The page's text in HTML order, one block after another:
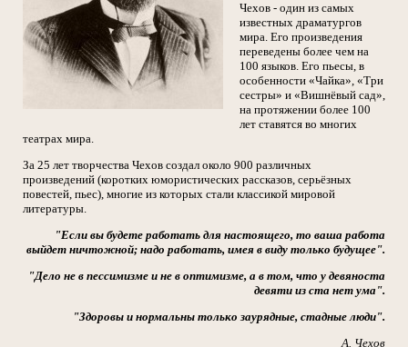
Чехов - один из самых
известных драматургов
мира. Его произведения
переведены более чем на
100 языков. Его пьесы, в
особенности «Чайка», «Три
сестры» и «Вишнёвый сад»,
на протяжении более 100
лет ставятся во многих
театрах мира.
За 25 лет творчества Чехов создал около 900 различных
произведений (коротких юмористических рассказов, серьёзных
повестей, пьес), многие из которых стали классикой мировой
литературы.
"Если вы будете работать для настоящего, то ваша работа
выйдет ничтожной; надо работать, имея в виду только будущее".
"Дело не в пессимизме и не в оптимизме, а в том, что у девяноста
девяти из ста нет ума".
"Здоровы и нормальны только заурядные, стадные люди".
А. Чехов